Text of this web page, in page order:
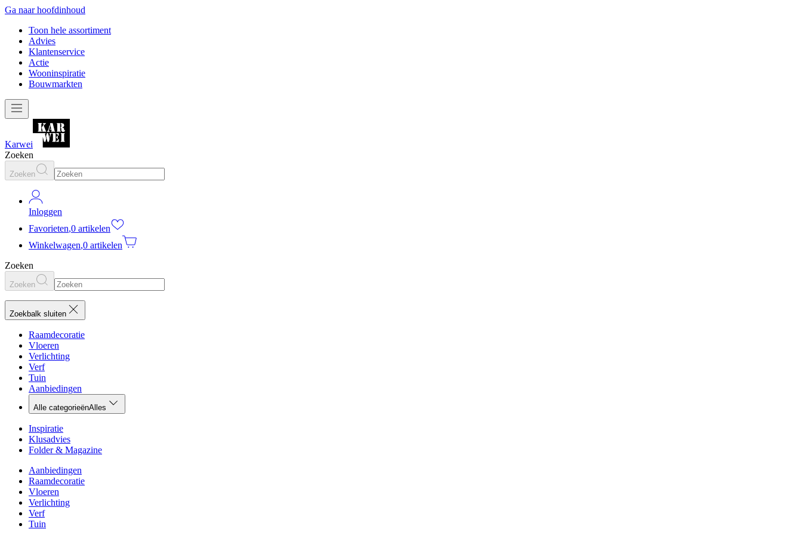
Ga naar hoofdinhoud
Toon hele assortiment
Advies
Klantenservice
Actie
Wooninspiratie
Bouwmarkten
Karwei
Zoeken
Zoeken
Inloggen
Favorieten,0 artikelen
Winkelwagen,0 artikelen
Zoeken
Zoeken
Zoekbalk sluiten
Raamdecoratie
Vloeren
Verlichting
Verf
Tuin
Aanbiedingen
Alle categorieënAlles
Inspiratie
Klusadvies
Folder & Magazine
Aanbiedingen
Raamdecoratie
Vloeren
Verlichting
Verf
Tuin